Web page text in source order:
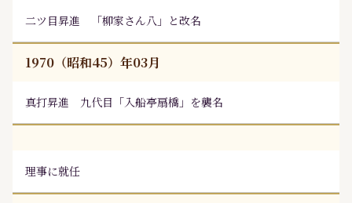
二ツ目昇進 「柳家さん八」と改名
1970（昭和45）年03月
真打昇進 九代目「入船亭扇橋」を襲名
理事に就任